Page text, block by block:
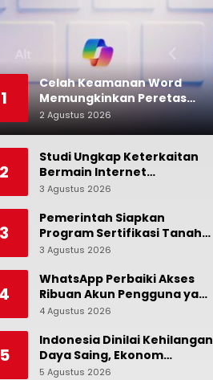
1
Celah Keamanan Word
Memungkinkan Peretas
Menyusup ke Microsoft
Copilot
2 Agustus 2026
2
Studi Ungkap Keterkaitan
Bermain Internet
Berlebihan dengan Stres
3 Agustus 2026
3
Pemerintah Siapkan
Program Sertifikasi Tanah
Gratis bagi Masyarakat
3 Agustus 2026
4
WhatsApp Perbaiki Akses
Ribuan Akun Pengguna yang
Terblokir
4 Agustus 2026
5
Indonesia Dinilai Kehilangan
Daya Saing, Ekonom
Ingatkan Pentingnya Jaga
5 Agustus 2026